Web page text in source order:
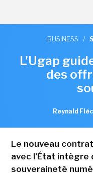
BUSINESS /
L'Ugap
des
Reynald
Le nouveau
avec l'État intègre
souveraineté